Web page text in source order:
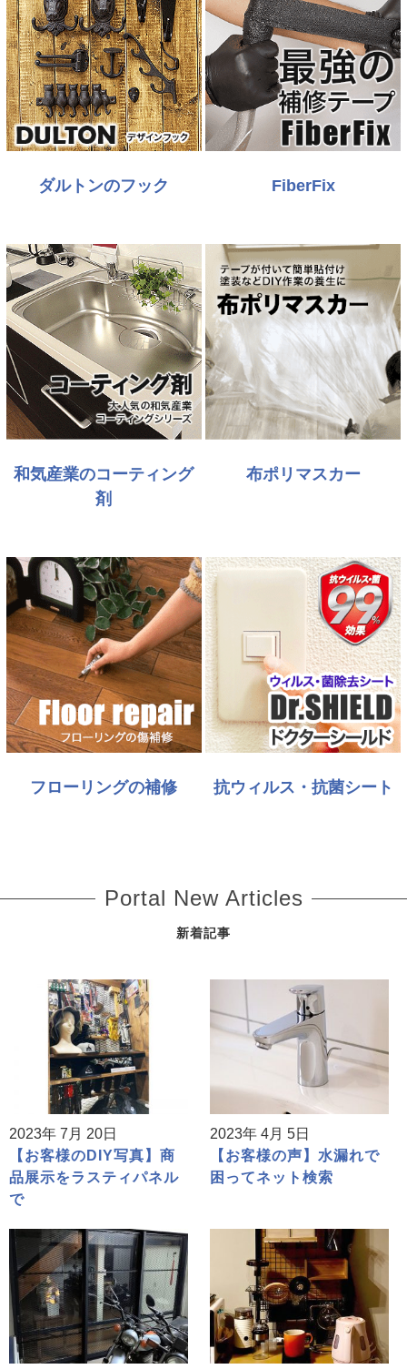
ダルトンのフック FiberFix
和気産業のコーティング
剤
布ポリマスカー
フローリングの補修 抗ウィルス・抗菌シート
Portal New Articles
新着記事
2023年 7月 20日
【お客様のDIY写真】商
品展示をラスティパネル
で
2023年 4月 5日
【お客様の声】水漏れで
困ってネット検索